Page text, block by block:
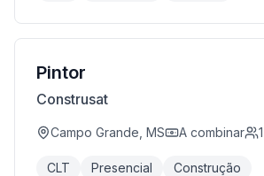
Pintor
Construsat
Campo Grande, MS A combinar 1
CLT Presencial Construção